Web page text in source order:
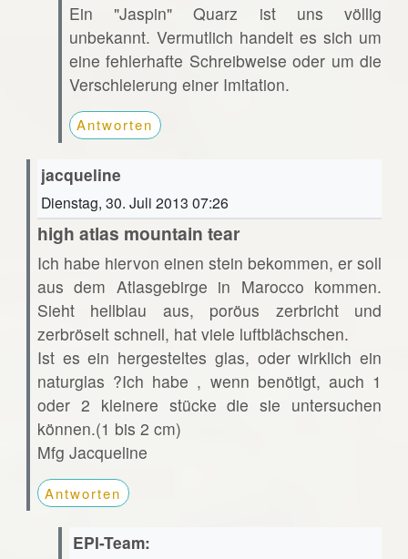
Ein "Jaspin" Quarz ist uns völlig
unbekannt. Vermutlich handelt es sich um
eine fehlerhafte Schreibweise oder um die
Verschleierung einer Imitation.
Antworten
jacqueline
Dienstag, 30. Juli 2013 07:26
high atlas mountain tear
Ich habe hiervon einen stein bekommen, er soll
aus dem Atlasgebirge in Marocco kommen.
Sieht hellblau aus, poröus zerbricht und
zerbröselt schnell, hat viele luftblächschen.
Ist es ein hergesteltes glas, oder wirklich ein
naturglas ?Ich habe , wenn benötigt, auch 1
oder 2 kleinere stücke die sie untersuchen
können.(1 bis 2 cm)
Mfg Jacqueline
Antworten
EPI-Team: